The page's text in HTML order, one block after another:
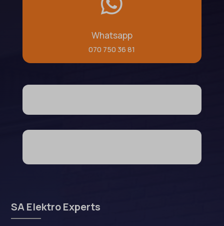
Whatsapp
070 750 36 81
SA Elektro Experts